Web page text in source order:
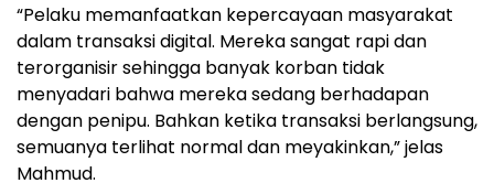
“Pelaku memanfaatkan kepercayaan masyarakat
dalam transaksi digital. Mereka sangat rapi dan
terorganisir sehingga banyak korban tidak
menyadari bahwa mereka sedang berhadapan
dengan penipu. Bahkan ketika transaksi berlangsung,
semuanya terlihat normal dan meyakinkan,” jelas
Mahmud.